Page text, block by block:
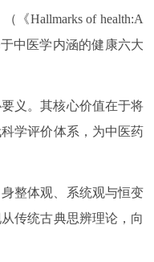
《Hallmarks of health:A
中医学内涵的健康六大
义。其核心价值在于将
学评价体系，为中医药
整体观、系统观与恒变
传统古典思辨理论，向